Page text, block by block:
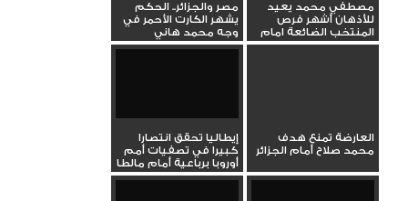
مصطفي محمد يعيد
للأذهان أشهر فرص
المنتخب الضائعة امام
المغرب في...
مصر والجزائر.. الحكم
يشهر الكارت الأحمر في
وجه محمد هاني
العارضة تمنع هدف
محمد صلاح أمام الجزائر
إيطاليا تحقق انتصارا
كبيرا في تصفيات أمم
أوروبا برباعية أمام مالطا